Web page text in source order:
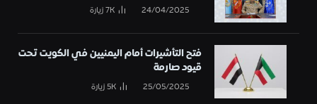
24/04/2025
7Kزيارة
فتح التأشيرات أمام اليمنيين في الكويت تحت
قيود صارمة
25/05/2025
5Kزيارة